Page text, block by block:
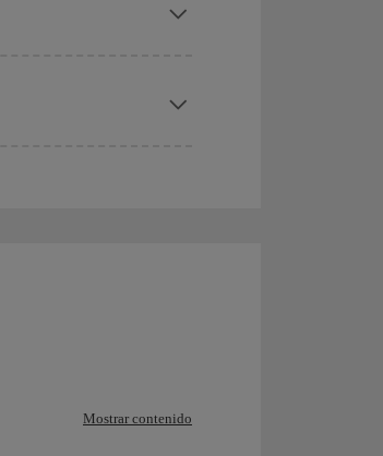
Mostrar contenido